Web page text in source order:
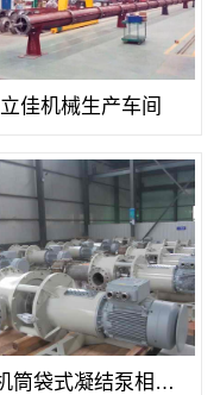
立佳机械生产车间
小机筒袋式凝结泵相册04